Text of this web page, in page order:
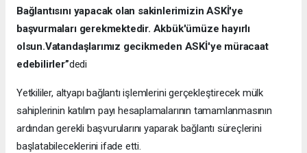
Bağlantısını yapacak olan sakinlerimizin ASKİ'ye
başvurmaları gerekmektedir. Akbük'ümüze hayırlı
olsun.Vatandaşlarımız gecikmeden ASKİ'ye müracaat
edebilirler”dedi
Yetkililer, altyapı bağlantı işlemlerini gerçekleştirecek mülk
sahiplerinin katılım payı hesaplamalarının tamamlanmasının
ardından gerekli başvurularını yaparak bağlantı süreçlerini
başlatabileceklerini ifade etti.